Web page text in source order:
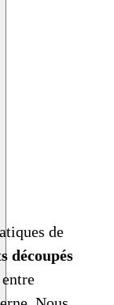
de
découpés